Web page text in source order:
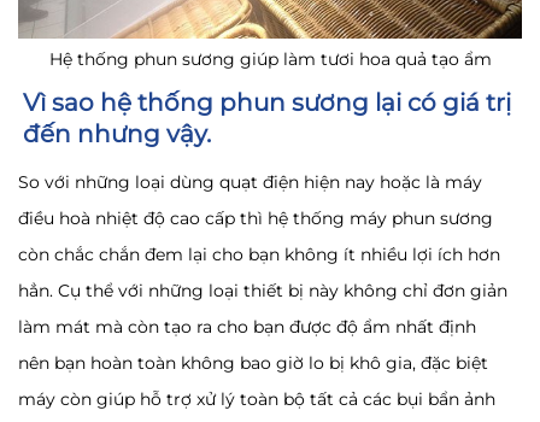
Hệ thống phun sương giúp làm tươi hoa quả tạo ẩm
Vì sao hệ thống phun sương lại có giá trị
đến nhưng vậy.
So với những loại dùng quạt điện hiện nay hoặc là máy
điều hoà nhiệt độ cao cấp thì hệ thống máy phun sương
còn chắc chắn đem lại cho bạn không ít nhiều lợi ích hơn
hẳn. Cụ thể với những loại thiết bị này không chỉ đơn giản
làm mát mà còn tạo ra cho bạn được độ ẩm nhất định
nên bạn hoàn toàn không bao giờ lo bị khô gia, đặc biệt
máy còn giúp hỗ trợ xử lý toàn bộ tất cả các bụi bẩn ảnh